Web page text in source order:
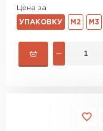
Цена за
УПАКОВКУ М2 М3